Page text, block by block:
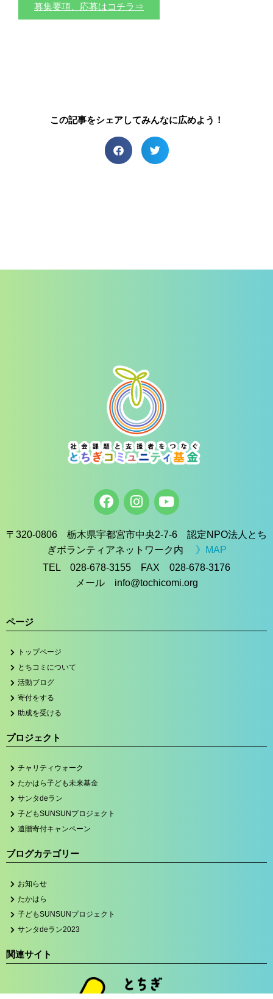
募集要項、応募はコチラ⇒
この記事をシェアしてみんなに広めよう！
〒320-0806 栃木県宇都宮市中央2-7-6 認定NPO法人とち
ぎボランティアネットワーク内 》MAP
TEL 028-678-3155 FAX 028-678-3176
メール info@tochicomi.org
ページ
トップページ
とちコミについて
活動ブログ
寄付をする
助成を受ける
プロジェクト
チャリティウォーク
たかはら子ども未来基金
サンタdeラン
子どもSUNSUNプロジェクト
遺贈寄付キャンペーン
ブログカテゴリー
お知らせ
たかはら
子どもSUNSUNプロジェクト
サンタdeラン2023
関連サイト